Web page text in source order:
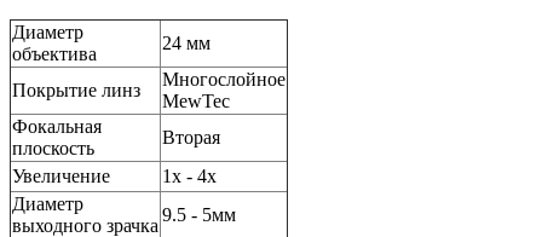
Диаметр
объектива
24 мм
Покрытие линз
Многослойное
MewTec
Фокальная
плоскость
Вторая
Увеличение
1x - 4x
Диаметр
выходного зрачка
9.5 - 5мм